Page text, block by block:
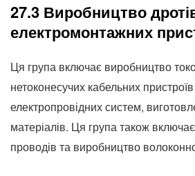
27.3 Виробництво
електромонтажних
Ця група включає виробництво
нетоконесучих кабельних
електропровідних систем,
матеріалів. Ця група також
проводів та виробництво